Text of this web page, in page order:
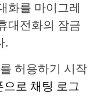
화를 마이그레
대전화의 잠금
.
허용하기 시작
로 채팅 로그